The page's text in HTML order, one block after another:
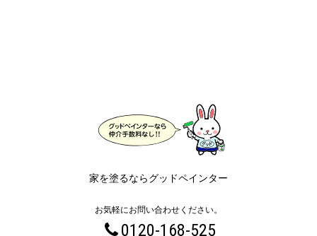
家を塗るならグッドペインター
お気軽にお問い合わせください。
0120-168-525